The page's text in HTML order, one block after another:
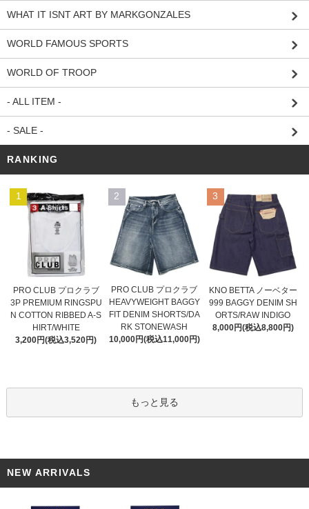
WHAT IT ISNT ART BY MARKGONZALES
WORLD FAMOUS SPORTS
WORLD OF TROOP
- ALL ITEM -
- SALE -
RANKING
1
PRO CLUB プロクラブ
3P PREMIUM RINGSPU
N COTTON RIBBED A-S
HIRT/WHITE
3,200円(税込3,520円)
2
PRO CLUB プロクラブ
HEAVYWEIGHT BAGGY
FIT DENIM SHORTS/DA
RK STONEWASH
10,000円(税込11,000円)
3
KNO BETTA ノーベター
999 BAGGY DENIM SH
ORTS/RAW INDIGO
8,000円(税込8,800円)
もっと見る
NEW ARRIVALS